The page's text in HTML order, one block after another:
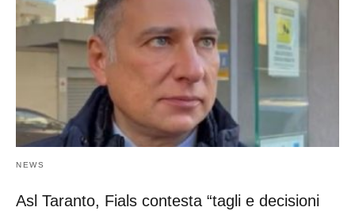
NEWS
Asl Taranto, Fials contesta “tagli e decisioni